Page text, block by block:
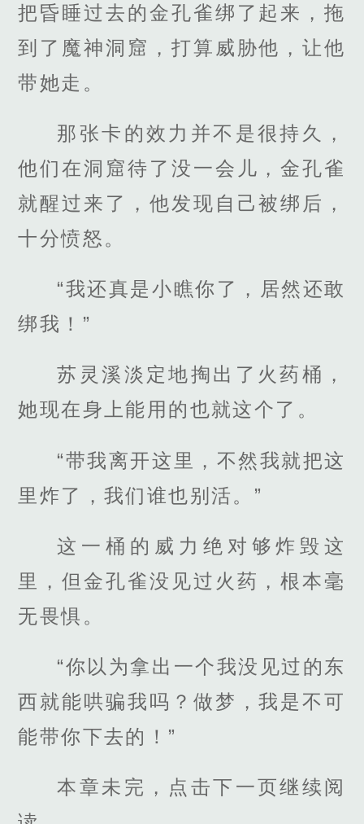
把昏睡过去的金孔雀绑了起来，拖
到了魔神洞窟，打算威胁他，让他
带她走。
那张卡的效力并不是很持久，
他们在洞窟待了没一会儿，金孔雀
就醒过来了，他发现自己被绑后，
十分愤怒。
“我还真是小瞧你了，居然还敢
绑我！”
苏灵溪淡定地掏出了火药桶，
她现在身上能用的也就这个了。
“带我离开这里，不然我就把这
里炸了，我们谁也别活。”
这一桶的威力绝对够炸毁这
里，但金孔雀没见过火药，根本毫
无畏惧。
“你以为拿出一个我没见过的东
西就能哄骗我吗？做梦，我是不可
能带你下去的！”
本章未完，点击下一页继续阅